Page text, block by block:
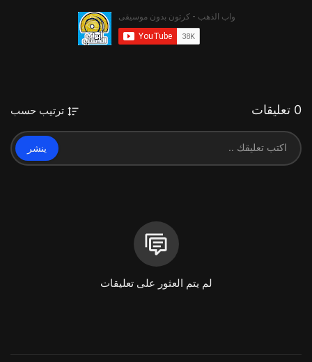
📌 قناة قطوف العصيمي (المقاطع القصيرة)
https://www.youtube.com/channe....l/UC1M2LA5PSBQPg11C2
https://t.me/Qutofosaimi
📌 قناة الشيخ صالح العصيمي العامة على التلغرام
https://goo.gl/hvxhWK
https://chat.whatsapp.com/IrJBtZYtmkT7rEl1mBhZbC
0 تعليقات ترتيب حسب
ينشر
لم يتم العثور على تعليقات